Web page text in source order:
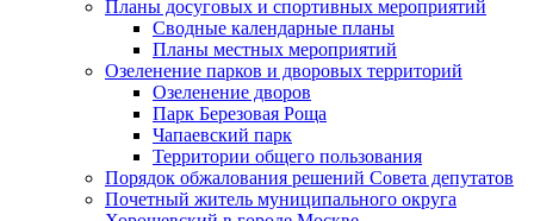
Планы досуговых и спортивных мероприятий
Сводные календарные планы
Планы местных мероприятий
Озеленение парков и дворовых территорий
Озеленение дворов
Парк Березовая Роща
Чапаевский парк
Территории общего пользования
Порядок обжалования решений Совета депутатов
Почетный житель муниципального округа